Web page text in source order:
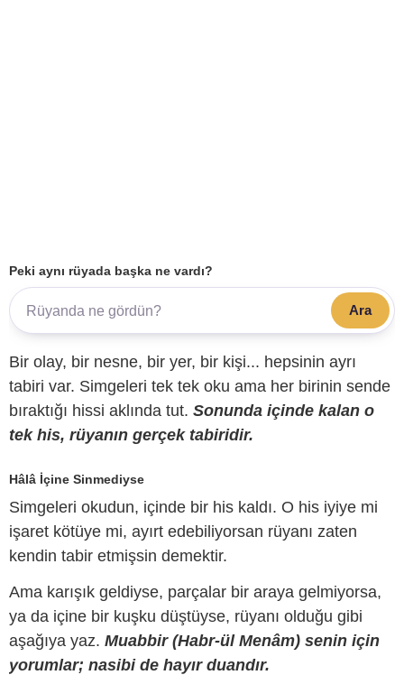
Peki aynı rüyada başka ne vardı?
Ara
Bir olay, bir nesne, bir yer, bir kişi... hepsinin ayrı
tabiri var. Simgeleri tek tek oku ama her birinin sende
bıraktığı hissi aklında tut. Sonunda içinde kalan o
tek his, rüyanın gerçek tabiridir.
Hâlâ İçine Sinmediyse
Simgeleri okudun, içinde bir his kaldı. O his iyiye mi
işaret kötüye mi, ayırt edebiliyorsan rüyanı zaten
kendin tabir etmişsin demektir.
Ama karışık geldiyse, parçalar bir araya gelmiyorsa,
ya da içine bir kuşku düştüyse, rüyanı olduğu gibi
aşağıya yaz. Muabbir (Habr-ül Menâm) senin için
yorumlar; nasibi de hayır duandır.